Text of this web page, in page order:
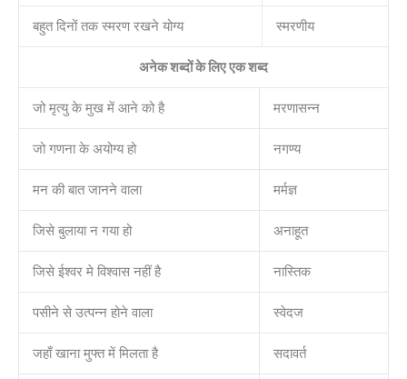
बहुत दिनों तक स्मरण रखने योग्य स्मरणीय
अनेक शब्दों के लिए एक शब्द
जो मृत्यु के मुख में आने को है मरणासन्न
जो गणना के अयोग्य हो नगण्य
मन की बात जानने वाला मर्मज्ञ
जिसे बुलाया न गया हो अनाहूत
जिसे ईश्वर मे विश्वास नहीं है नास्तिक
पसीने से उत्पन्न होने वाला स्वेदज
जहाँ खाना मुफ्त में मिलता है सदावर्त